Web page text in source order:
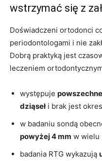
wstrzymać się z
Doświadczeni ortodonci
periodontologami i nie
Dobrą praktyką jest
leczeniem
występuje
dziąsełi brak jest
w badaniu sondą
powyżej 4 mm w wielu
badania RTG wykazują